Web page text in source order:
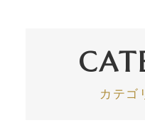
カテゴ